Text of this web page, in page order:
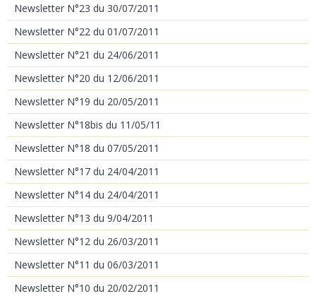
Newsletter N°23 du 30/07/2011
Newsletter N°22 du 01/07/2011
Newsletter N°21 du 24/06/2011
Newsletter N°20 du 12/06/2011
Newsletter N°19 du 20/05/2011
Newsletter N°18bis du 11/05/11
Newsletter N°18 du 07/05/2011
Newsletter N°17 du 24/04/2011
Newsletter N°14 du 24/04/2011
Newsletter N°13 du 9/04/2011
Newsletter N°12 du 26/03/2011
Newsletter N°11 du 06/03/2011
Newsletter N°10 du 20/02/2011